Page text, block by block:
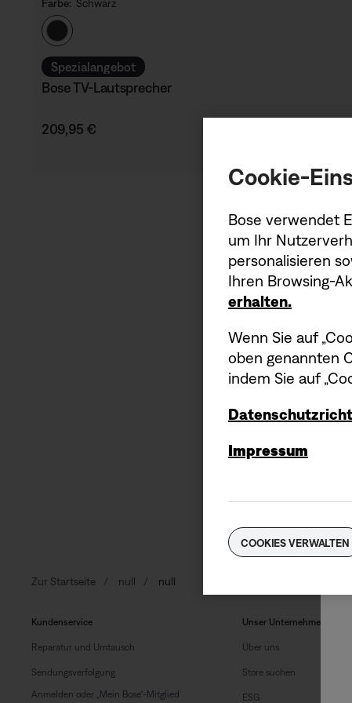
Farbe: Schwarz
Farbe auswählen
Spezialangebot
Bose TV-Lautsprecher
Preis:
209,95 €
Als
E-Mail-Adresse
Zur Startseite null null
Kundenservice
Reparatur und Umtausch
Sendungsverfolgung
Anmelden oder „Mein Bose“-Mitglied
Unser Unternehmen
Über uns
Store suchen
ESG
Cookie-
Bose verwendet
um Ihr
personalisieren
Ihren Browsing-
erhalten.
Wenn Sie auf
oben genannten
indem Sie auf
Impressum
COOKIES VERWALTEN